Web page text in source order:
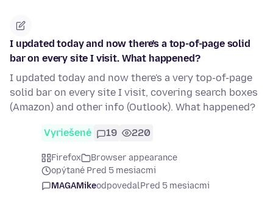
I updated today and now there's a top-of-page solid
bar on every site I visit. What happened?
I updated today and now there's a very top-of-page
solid bar on every site I visit, covering search boxes
(Amazon) and other info (Outlook). What happened?
Vyriešené 19 220
Firefox
Browser appearance
opýtané Pred 5 mesiacmi
MAGAMikeodpovedalPred 5 mesiacmi